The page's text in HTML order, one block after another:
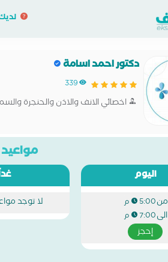
دكتور احمد اسامة
339
اخصائي الانف والاذن والحنجرة
مواعيد
اليوم
من5:00 م
الى7:00 م
إحجز
لا توجد